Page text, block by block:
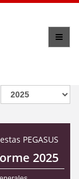
PEGASUS
2025